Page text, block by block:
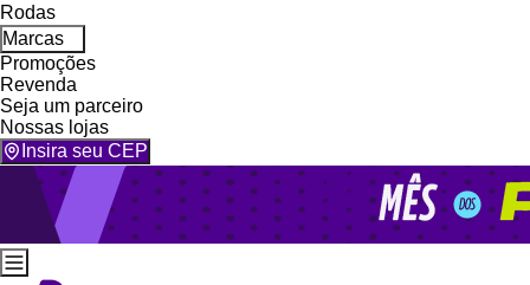
Rodas
Marcas
Promoções
Revenda
Seja um parceiro
Nossas lojas
Insira seu CEP